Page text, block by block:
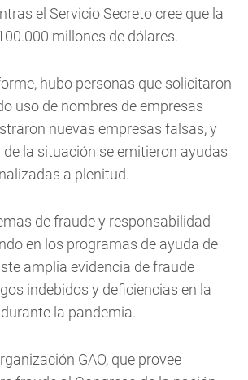
el Servicio Secreto cree que la
millones de dólares.
hubo personas que solicitaron
uso de nombres de empresas
nuevas empresas falsas, y
la situación se emitieron ayudas
a plenitud.
de fraude y responsabilidad
en los programas de ayuda de
amplia evidencia de fraude
indebidos y deficiencias en la
la pandemia.
GAO, que provee